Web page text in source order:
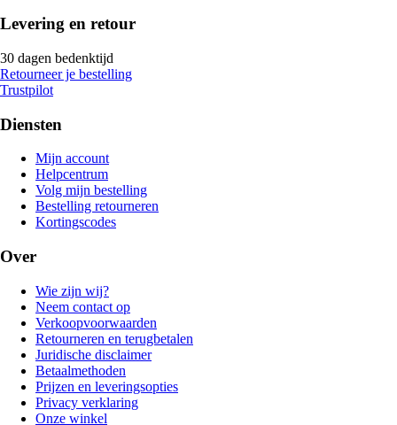
Levering en retour
30 dagen bedenktijd
Retourneer je bestelling
Trustpilot
Diensten
Mijn account
Helpcentrum
Volg mijn bestelling
Bestelling retourneren
Kortingscodes
Over
Wie zijn wij?
Neem contact op
Verkoopvoorwaarden
Retourneren en terugbetalen
Juridische disclaimer
Betaalmethoden
Prijzen en leveringsopties
Privacy verklaring
Onze winkel